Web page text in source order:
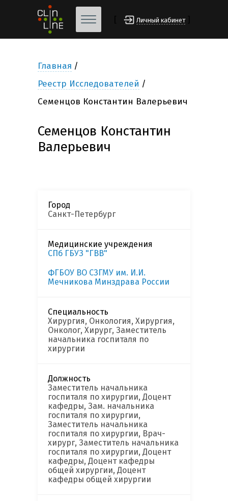
Личный кабинет
Главная
Реестр Исследователей
Семенцов Константин Валерьевич
Семенцов Константин
Валерьевич
Город
Санкт-Петербург
Медицинские учреждения
СПб ГБУЗ "ГВВ"
ФГБОУ ВО СЗГМУ им. И.И.
Мечникова Минздрава России
Специальность
Хирургия, Онкология, Хирургия,
Онколог, Хирург, Заместитель
начальника госпиталя по
хирургии
Должность
Заместитель начальника
госпиталя по хирургии, Доцент
кафедры, Зам. начальника
госпиталя по хирургии,
Заместитель начальника
госпиталя по хирургии, Врач-
хирург, Заместитель начальника
госпиталя по хирургии, Доцент
кафедры, Доцент кафедры
общей хирургии, Доцент
кафедры общей хирургии